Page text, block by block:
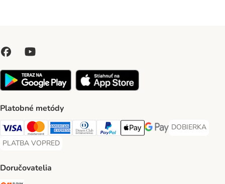
Platobné metódy
Visa Payment Method
Mastercard Payment Method
American Express Payment Method
Diners Club Payment Method
PayPal Payment Method
Apple Pay Payment Method
Google Pay Payment
DOBIERKA
DOBIERKA
PLATBA VOPRED
PLATBA VOPRED Payment Method
Doručovatelia